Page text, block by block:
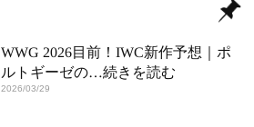
WWG 2026目前！IWC新作予想｜ポ
ルトギーゼの…続きを読む
2026/03/29